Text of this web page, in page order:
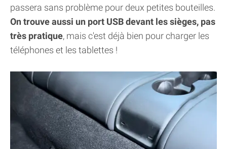
passera sans problème pour deux petites bouteilles.
On trouve aussi un port USB devant les sièges, pas
très pratique, mais c'est déjà bien pour charger les
téléphones et les tablettes !